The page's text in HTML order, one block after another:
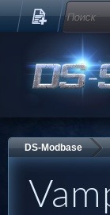
DS-Modbase